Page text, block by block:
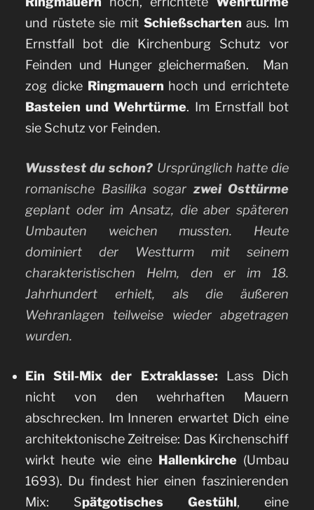
und rüstete sie mit Schießscharten aus. Im
Ernstfall bot die Kirchenburg Schutz vor
Feinden und Hunger gleichermaßen. Man
zog dicke Ringmauern hoch und errichtete
Basteien und Wehrtürme. Im Ernstfall bot
sie Schutz vor Feinden.
Wusstest du schon? Ursprünglich hatte die
romanische Basilika sogar zwei Osttürme
geplant oder im Ansatz, die aber späteren
Umbauten weichen mussten. Heute
dominiert der Westturm mit seinem
charakteristischen Helm, den er im 18.
Jahrhundert erhielt, als die äußeren
Wehranlagen teilweise wieder abgetragen
wurden.
Ein Stil-Mix der Extraklasse: Lass Dich
nicht von den wehrhaften Mauern
abschrecken. Im Inneren erwartet Dich eine
architektonische Zeitreise: Das Kirchenschiff
wirkt heute wie eine Hallenkirche (Umbau
1693). Du findest hier einen faszinierenden
Mix: Spätgotisches Gestühl, eine